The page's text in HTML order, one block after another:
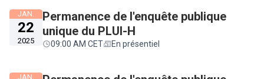
JAN.
22
2025
Permanence de l'enquête publique
unique du PLUI-H
09:00 AM CET En présentiel
JAN.